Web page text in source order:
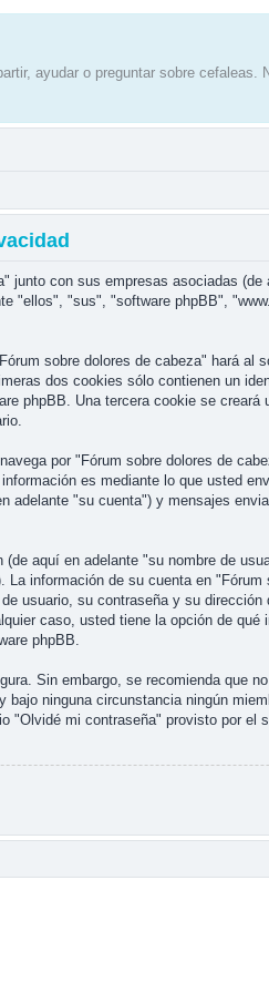
ayudar o preguntar sobre cefaleas.
con sus empresas asociadas
"ellos", "sus", "software phpBB",
sobre dolores de cabeza" hará
dos cookies sólo contienen un
phpBB. Una tercera cookie se
por "Fórum sobre dolores de
es mediante lo que usted
adelante "su cuenta") y mensajes
aquí en adelante "su nombre de
información de su cuenta en
usuario, su contraseña y su
caso, usted tiene la opción de
phpBB.
Sin embargo, se recomienda que
ninguna circunstancia ningún
"Olvidé mi contraseña" provisto por